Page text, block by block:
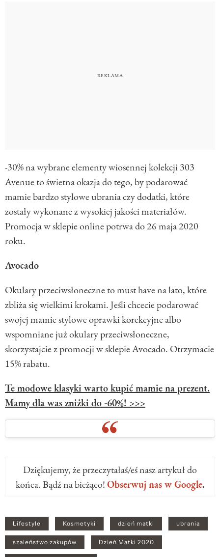
-30% na wybrane elementy wiosennej kolekcji 303
Avenue to świetna okazja do tego, by podarować
mamie bardzo stylowe ubrania czy dodatki, które
zostały wykonane z wysokiej jakości materiałów.
Promocja w sklepie online potrwa do 26 maja 2020
roku.
Avocado
Okulary przeciwsłoneczne to must have na lato, które
zbliża się wielkimi krokami. Jeśli chcecie podarować
swojej mamie stylowe oprawki korekcyjne albo
wspomniane już okulary przeciwsłoneczne,
skorzystajcie z promocji w sklepie Avocado. Otrzymacie
15% rabatu.
Te modowe klasyki warto kupić mamie na prezent.
Mamy dla was zniżki do -60%! >>>
Dziękujemy, że przeczytałaś/eś nasz artykuł do
końca. Bądź na bieżąco!Obserwuj nas w Google.
Lifestyle Kosmetyki dzień matki ubrania
szaleństwo zakupów Dzień Matki 2020